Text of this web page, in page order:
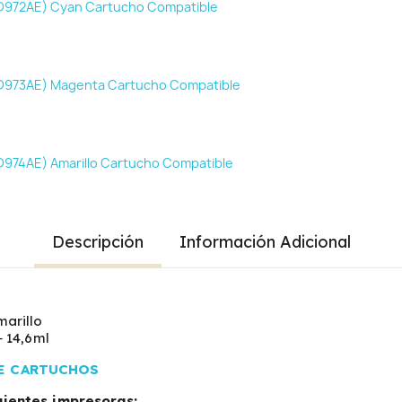
Cyan Cartucho Compatible
Magenta Cartucho Compatible
Amarillo Cartucho Compatible
Descripción Información Adicional
14,6ml